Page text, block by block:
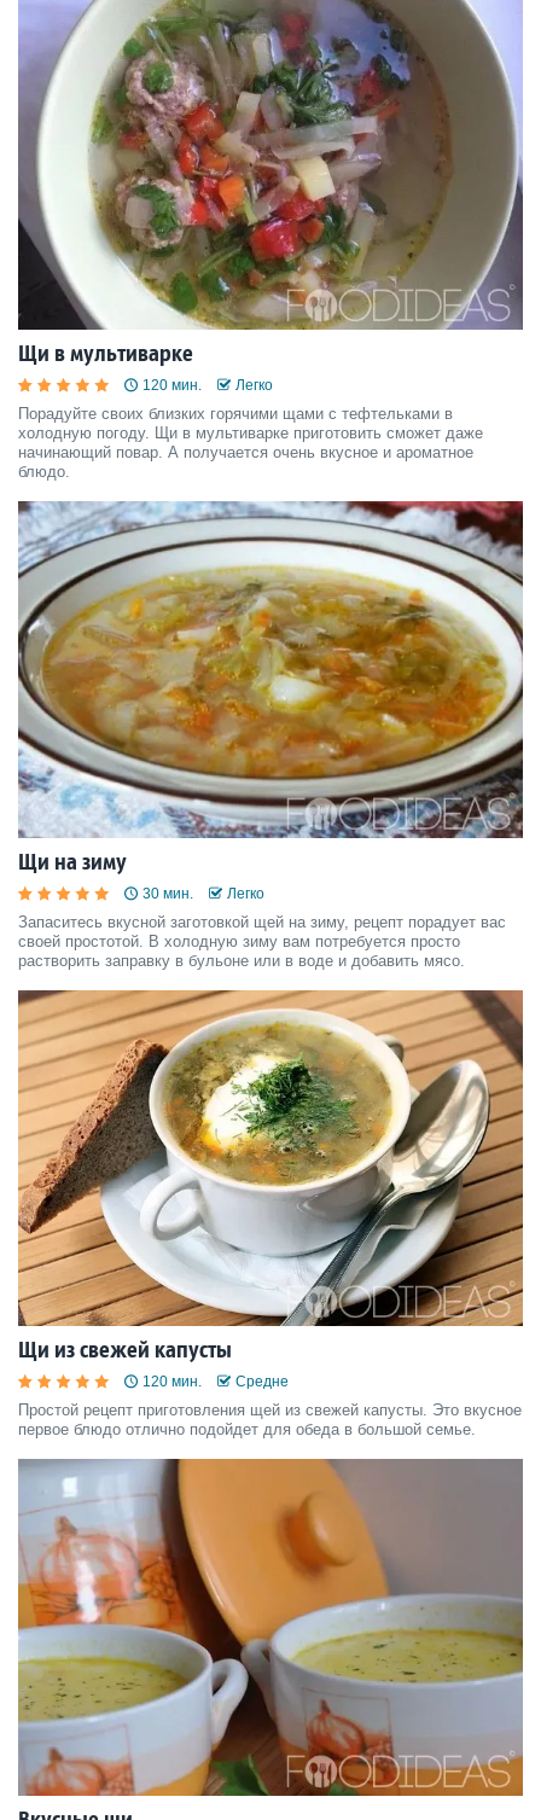
Щи в мультиварке
120 мин. Легко
Порадуйте своих близких горячими щами с тефтельками в
холодную погоду. Щи в мультиварке приготовить сможет даже
начинающий повар. А получается очень вкусное и ароматное
блюдо.
Щи на зиму
30 мин. Легко
Запаситесь вкусной заготовкой щей на зиму, рецепт порадует вас
своей простотой. В холодную зиму вам потребуется просто
растворить заправку в бульоне или в воде и добавить мясо.
Щи из свежей капусты
120 мин. Средне
Простой рецепт приготовления щей из свежей капусты. Это вкусное
первое блюдо отлично подойдет для обеда в большой семье.